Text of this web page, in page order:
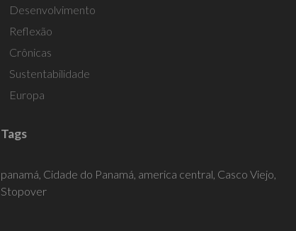
Desenvolvimento
Reflexão
Crônicas
Sustentabilidade
Europa
Tags
panamá, Cidade do Panamá, america central, Casco Viejo,
Stopover